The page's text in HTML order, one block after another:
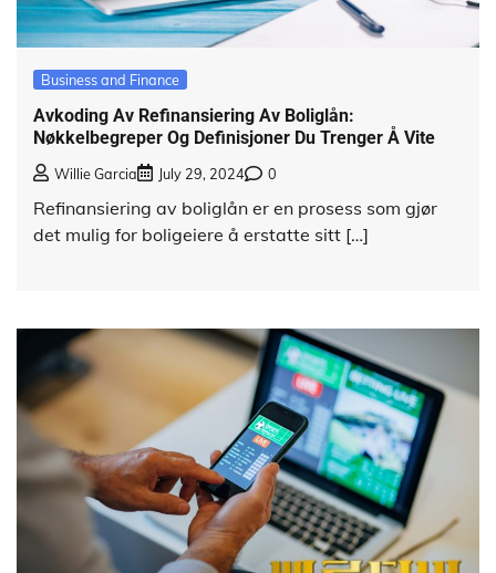
Business and Finance
Avkoding Av Refinansiering Av Boliglån:
Nøkkelbegreper Og Definisjoner Du Trenger Å Vite
Willie Garcia July 29, 2024 0
Refinansiering av boliglån er en prosess som gjør
det mulig for boligeiere å erstatte sitt […]